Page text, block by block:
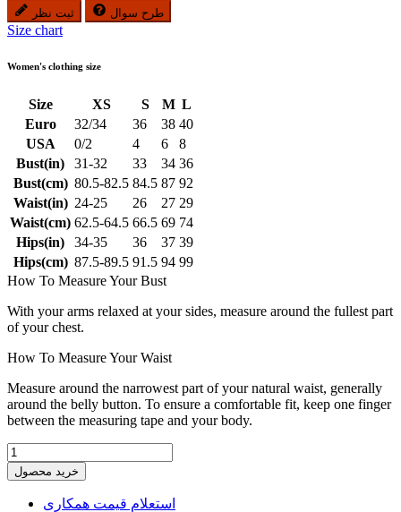
ثبت نظر طرح سوال
Size chart
Women's clothing size
Size XS S M L
Euro
32/34 36 38 40
USA
0/2 4 6
8
Bust(in)
31-32 33 34 36
Bust(cm) 80.5-82.5 84.5 87 92
Waist(in) 24-25 26 27 29
Waist(cm) 62.5-64.5 66.5 69 74
Hips(in)
34-35 36 37 39
Hips(cm) 87.5-89.5 91.5 94 99
How To Measure Your Bust
With your arms relaxed at your sides, measure around the fullest part
of your chest.
How To Measure Your Waist
Measure around the narrowest part of your natural waist, generally
around the belly button. To ensure a comfortable fit, keep one finger
between the measuring tape and your body.
خرید محصول
استعلام قیمت همکاری